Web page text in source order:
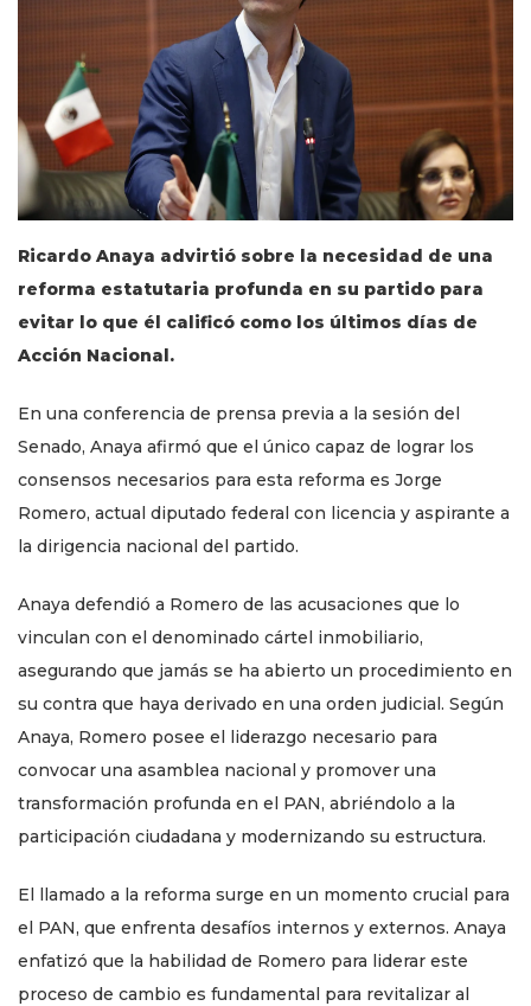
Ricardo Anaya advirtió sobre la necesidad de una
reforma estatutaria profunda en su partido para
evitar lo que él calificó como los últimos días de
Acción Nacional.
En una conferencia de prensa previa a la sesión del
Senado, Anaya afirmó que el único capaz de lograr los
consensos necesarios para esta reforma es Jorge
Romero, actual diputado federal con licencia y aspirante a
la dirigencia nacional del partido.
Anaya defendió a Romero de las acusaciones que lo
vinculan con el denominado cártel inmobiliario,
asegurando que jamás se ha abierto un procedimiento en
su contra que haya derivado en una orden judicial. Según
Anaya, Romero posee el liderazgo necesario para
convocar una asamblea nacional y promover una
transformación profunda en el PAN, abriéndolo a la
participación ciudadana y modernizando su estructura.
El llamado a la reforma surge en un momento crucial para
el PAN, que enfrenta desafíos internos y externos. Anaya
enfatizó que la habilidad de Romero para liderar este
proceso de cambio es fundamental para revitalizar al